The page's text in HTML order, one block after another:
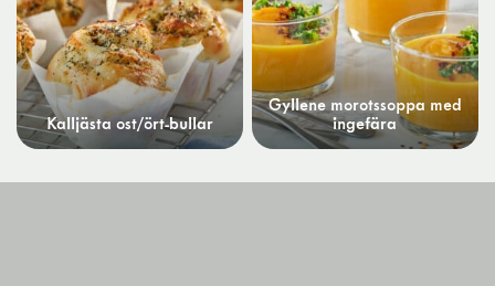
Kalljästa ost/ört-bullar
Gyllene morotssoppa med
ingefära